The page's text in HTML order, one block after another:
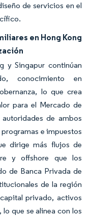
de servicios en el
en Hong Kong
y Singapur continúan
conocimiento en
lo que crea
para el Mercado de
de ambos
e impuestos
dirige más flujos de
y offshore que los
de Banca Privada de
de la región
privado, activos
que se alinea con los